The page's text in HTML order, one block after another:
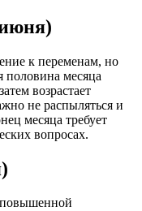
к переменам, но
половина месяца
возрастает
не распыляться и
месяца требует
вопросах.
повышенной